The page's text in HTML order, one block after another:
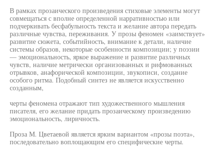
В рамках прозаического произведения стиховые элементы могут
совмещаться с вполне определенной нарративностью или
подчеркивать бесфабульность текста и желание автора передать
различные чувства, переживания. У прозы феномен «заимствует»
развитие сюжета, событийность, внимание к детали, наличие
системы образов, некоторые особенности композиции; у поэзии
— эмоциональность, яркое выражение и развитие различных
чувств, наличие метрически организованных и рифмованных
отрывков, анафорической композиции, звукописи, создание
особого ритма. Подобный синтез не является искусственно
созданным,
черты феномена отражают тип художественного мышления
писателя, его желание придать прозаическому произведению
эмоциональность, лиричность.
Проза М. Цветаевой является ярким вариантом «прозы поэта»,
последовательно воплощающим его специфические черты.